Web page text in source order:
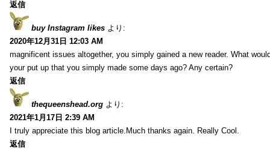
返信
buy Instagram likes より:
2020年12月31日 12:03 AM
magnificent issues altogether, you simply gained a new reader. What
your put up that you simply made some days ago? Any certain?
返信
thequeenshead.org より:
2021年1月17日 2:39 AM
I truly appreciate this blog article.Much thanks again. Really Cool.
返信